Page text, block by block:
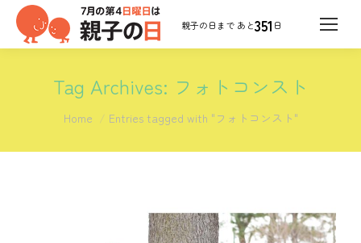
351 日
Tag Archives: フォトコンスト
You are here:
Home Entries tagged with "フォトコンスト"